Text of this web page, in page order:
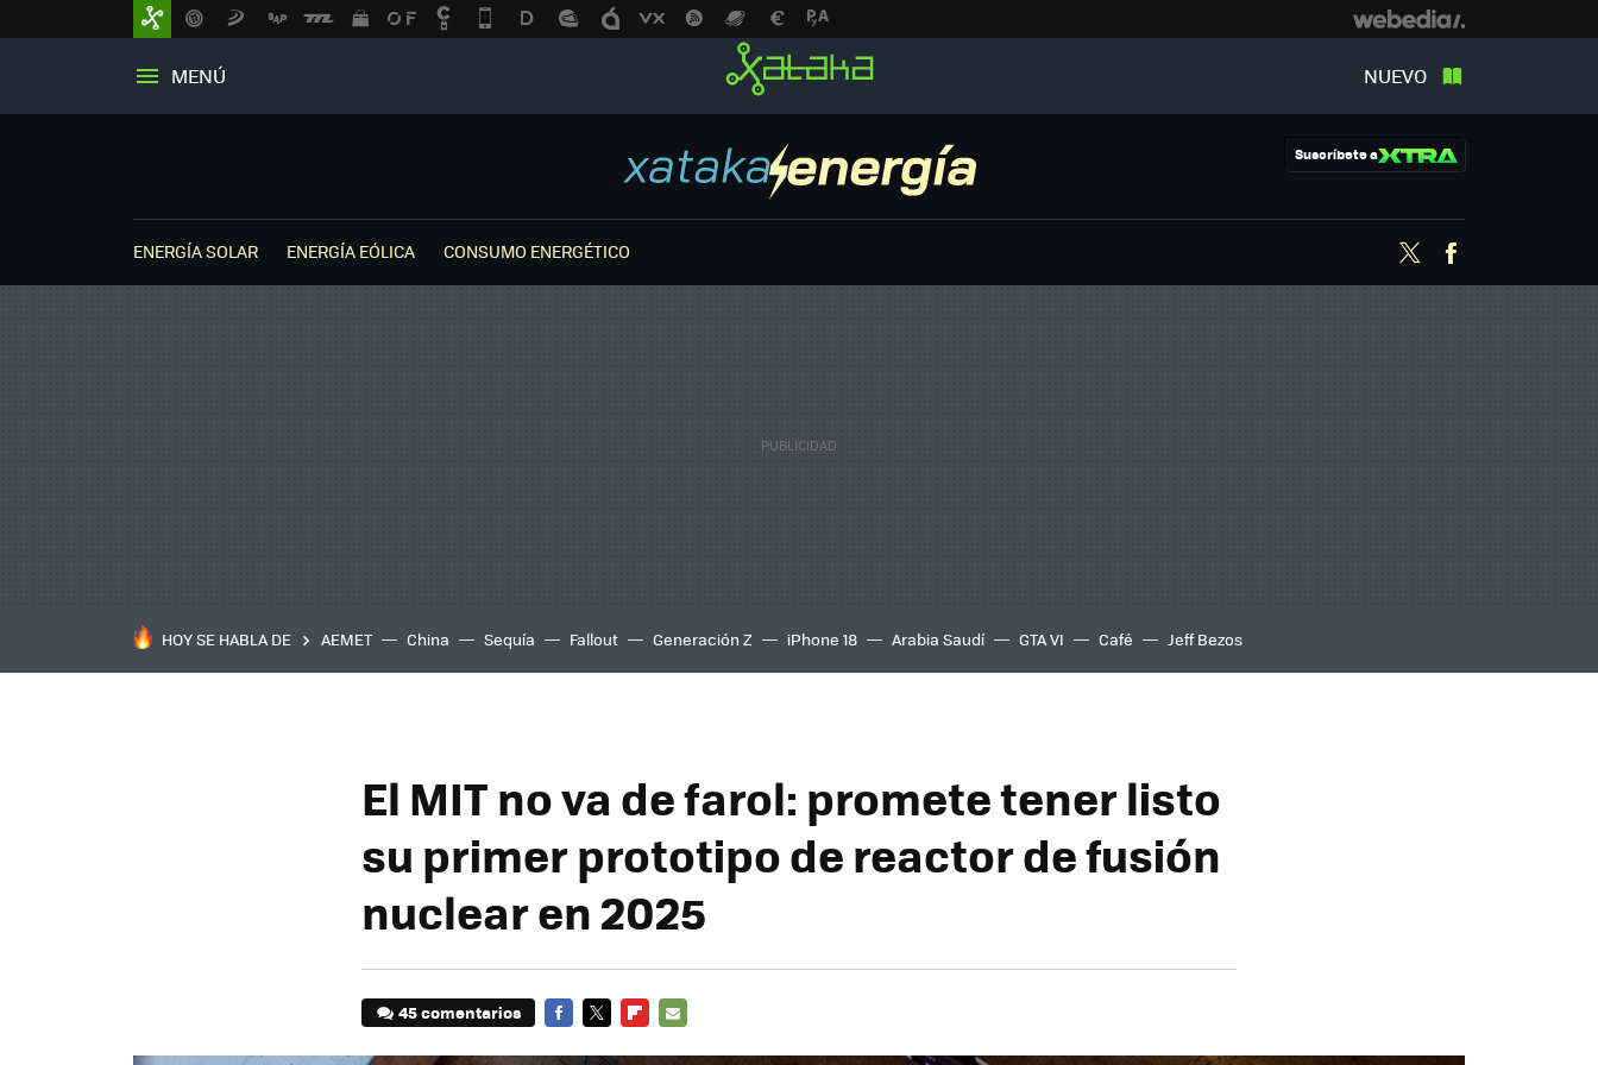
MENÚ NUEVO
Suscríbete a
ENERGÍA SOLAR ENERGÍA EÓLICA CONSUMO ENERGÉTICO Twitter
HOY SE HABLA DE AEMET China Sequía Fallout Generación Z iPhone 18 Arabia Saudí GTA VI Café Jeff Bezos
El MIT no va de farol: promete tener listo
su primer prototipo de reactor de fusión
nuclear en 2025
45 comentarios